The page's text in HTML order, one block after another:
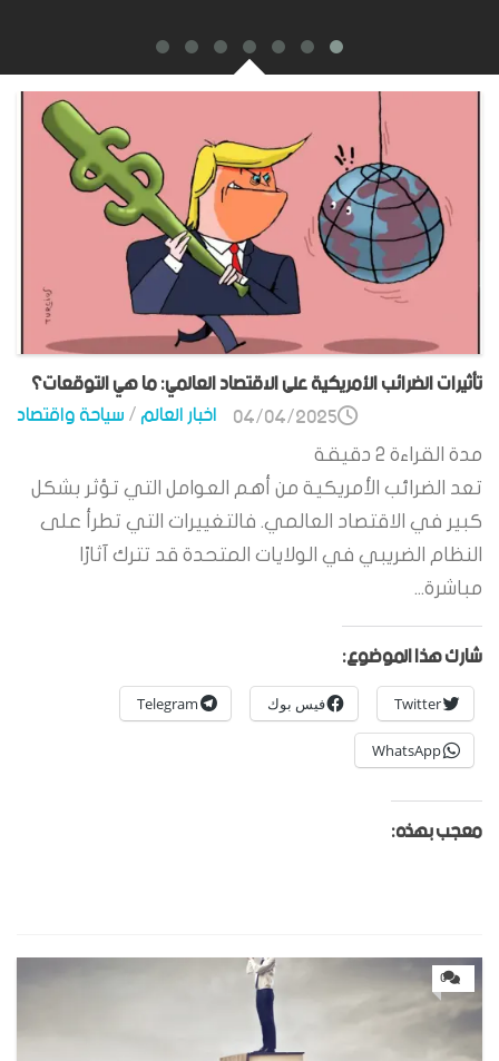
تأثيرات الضرائب الأمريكية على الاقتصاد العالمي: ما هي التوقعات؟
اخبار العالم/سياحة واقتصاد 04/04/2025
مدة القراءة 2 دقيقة
تعد الضرائب الأمريكية من أهم العوامل التي تؤثر بشكل
كبير في الاقتصاد العالمي. فالتغييرات التي تطرأ على
النظام الضريبي في الولايات المتحدة قد تترك آثارًا
مباشرة...
شارك هذا الموضوع:
Twitter فيس بوك Telegram
WhatsApp
معجب بهذه:
0